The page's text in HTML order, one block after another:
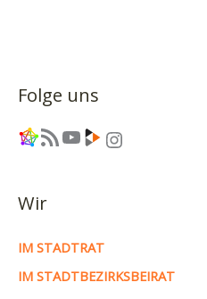
Folge uns
Link RSS-Feed YouTube Link Instagram
Wir
IM STADTRAT
IM STADTBEZIRKSBEIRAT